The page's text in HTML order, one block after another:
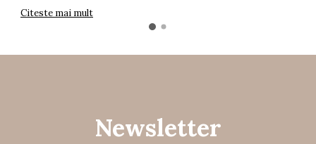
Citeste mai mult
Newsletter